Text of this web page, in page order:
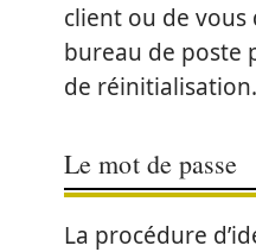
client ou de vous
bureau de poste
de réinitialisation.
Le mot de passe
La procédure